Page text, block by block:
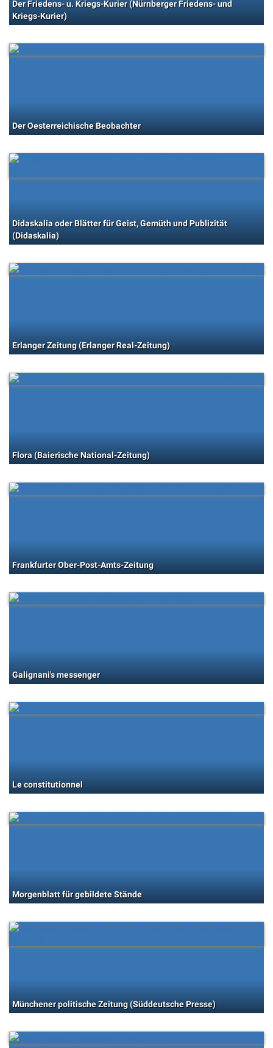
Der Friedens- u. Kriegs-Kurier (Nürnberger Friedens- und
Kriegs-Kurier)
Der Oesterreichische Beobachter
Didaskalia oder Blätter für Geist, Gemüth und Publizität
(Didaskalia)
Erlanger Zeitung (Erlanger Real-Zeitung)
Flora (Baierische National-Zeitung)
Frankfurter Ober-Post-Amts-Zeitung
Galignani's messenger
Le constitutionnel
Morgenblatt für gebildete Stände
Münchener politische Zeitung (Süddeutsche Presse)